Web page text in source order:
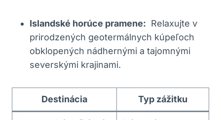
Islandské horúce pramene: ​ Relaxujte v
prirodzených geotermálnych kúpeľoch
obklopených nádhernými ‍a tajomnými
severskými krajinami.
Destinácia Typ zážitku